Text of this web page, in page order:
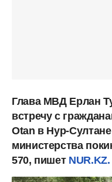
Глава МВД Ерлан
встречу с
Otan в Нур-
министерства
570, пишет NUR.KZ.